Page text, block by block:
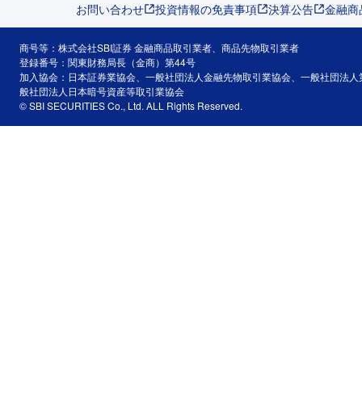
お問い合わせ 投資情報の免責事項 決算公告 金融
商号等：株式会社SBI証券 金融商品取引業者、商品先物取引業者
登録番号：関東財務局長（金商）第44号
加入協会：日本証券業協会、一般社団法人金融先物取引業協会、一般社団法
般社団法人日本暗号資産等取引業協会
© SBI SECURITIES Co., Ltd. ALL Rights Reserved.